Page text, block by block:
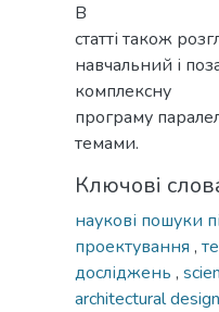
В
статті також
навчальний і
комплексну
програму
темами.
Ключові
наукові пошуки
проектування ,
досліджень ,
architectural